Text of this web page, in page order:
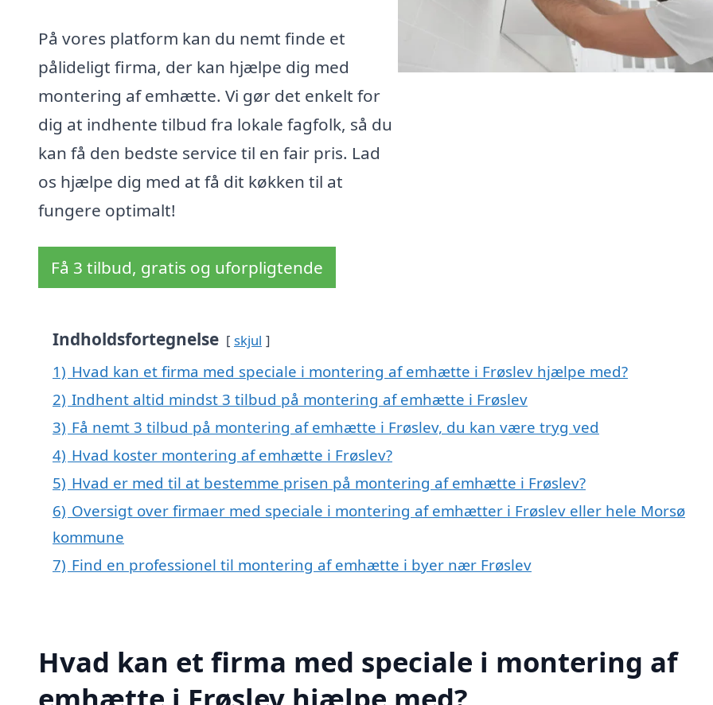
På vores platform kan du nemt finde et
pålideligt firma, der kan hjælpe dig med
montering af emhætte. Vi gør det enkelt for
dig at indhente tilbud fra lokale fagfolk, så du
kan få den bedste service til en fair pris. Lad
os hjælpe dig med at få dit køkken til at
fungere optimalt!
Få 3 tilbud, gratis og uforpligtende
Indholdsfortegnelse skjul
1) Hvad kan et firma med speciale i montering af emhætte i Frøslev hjælpe med?
2) Indhent altid mindst 3 tilbud på montering af emhætte i Frøslev
3) Få nemt 3 tilbud på montering af emhætte i Frøslev, du kan være tryg ved
4) Hvad koster montering af emhætte i Frøslev?
5) Hvad er med til at bestemme prisen på montering af emhætte i Frøslev?
6) Oversigt over firmaer med speciale i montering af emhætter i Frøslev eller hele Morsø
kommune
7) Find en professionel til montering af emhætte i byer nær Frøslev
Hvad kan et firma med speciale i montering af